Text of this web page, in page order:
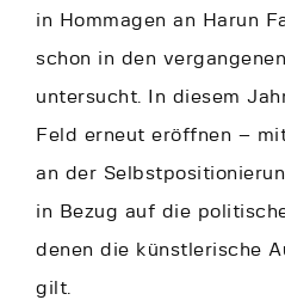
in Hommagen an Harun
schon in den
untersucht. In diesem
Feld erneut eröffnen –
an der
in Bezug auf die
denen die künstlerische
gilt.